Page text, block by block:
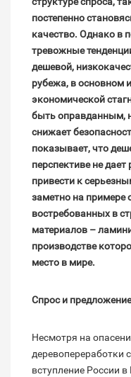
постепенно
качество. Однако в
тревожные
дешевой,
рубежа, в основном
экономической
быть оправданным,
снижает
показывает, что
перспективе не
привести к
заметно на примере
востребованных в
материалов –
производстве
место в мире.
Спрос и предложение
Несмотря на
деревопереработки
вступление России